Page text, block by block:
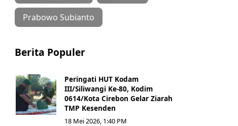
Prabowo Subianto
Berita Populer
Peringati HUT Kodam
III/Siliwangi Ke-80, Kodim
0614/Kota Cirebon Gelar Ziarah
TMP Kesenden
18 Mei 2026, 1:40 PM